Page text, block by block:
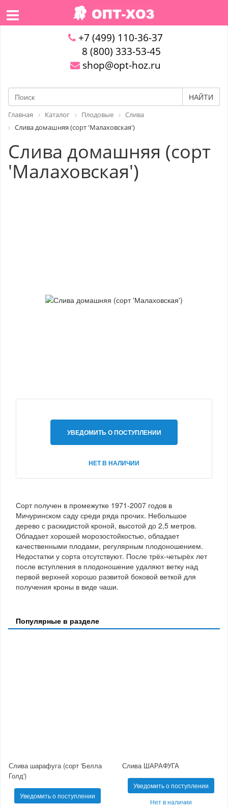
+7 (499) 110-36-37
8 (800) 333-53-45
shop@opt-hoz.ru
НАЙТИ
Главная Каталог Плодовые
Слива
Слива домашняя (сорт 'Малаховская')
Слива домашняя (сорт
'Малаховская')
УВЕДОМИТЬ О ПОСТУПЛЕНИИ
НЕТ В НАЛИЧИИ
Сорт получен в промежутке 1971-2007 годов в
Мичуринском саду среди ряда прочих. Небольшое
дерево с раскидистой кроной, высотой до 2,5 метров.
Обладает хорошей морозостойкостью, обладает
качественными плодами, регулярным плодоношением.
Недостатки у сорта отсутствуют. После трёх-четырёх лет
после вступления в плодоношение удаляют ветку над
первой верхней хорошо развитой боковой веткой для
получения кроны в виде чаши.
Популярные в разделе
Слива шарафуга (сорт 'Белла
Голд')
Уведомить о поступлении
Слива ШАРАФУГА
Уведомить о поступлении
Нет в наличии